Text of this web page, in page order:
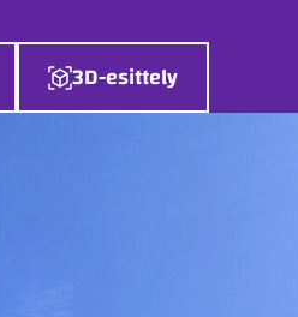
3D-esittely